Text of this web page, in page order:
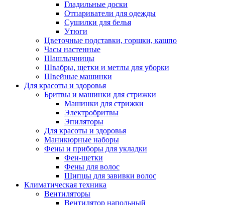
Гладильные доски
Отпариватели для одежды
Сушилки для белья
Утюги
Цветочные подставки, горшки, кашпо
Часы настенные
Шашлычницы
Швабры, щетки и метлы для уборки
Швейные машинки
Для красоты и здоровья
Бритвы и машинки для стрижки
Машинки для стрижки
Электробритвы
Эпиляторы
Для красоты и здоровья
Маникюрные наборы
Фены и приборы для укладки
Фен-щетки
Фены для волос
Щипцы для завивки волос
Климатическая техника
Вентиляторы
Вентилятор напольный